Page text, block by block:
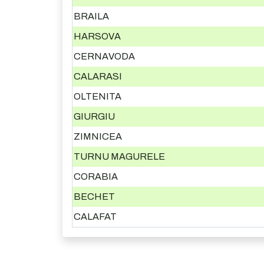
BRAILA
HARSOVA
CERNAVODA
CALARASI
OLTENITA
GIURGIU
ZIMNICEA
TURNU MAGURELE
CORABIA
BECHET
CALAFAT